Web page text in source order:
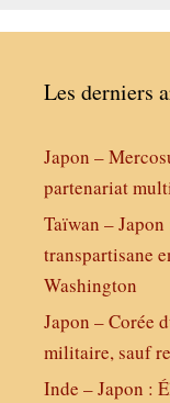
Les derniers
Japon –
partenariat
Taïwan –
transpartisane
Washington
Japon – Corée
militaire, sauf
Inde – Japon :